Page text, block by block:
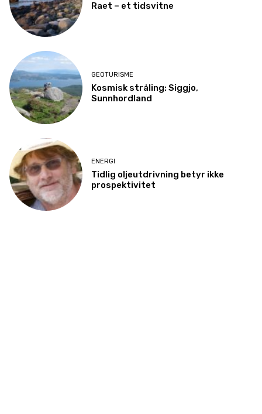
Raet – et tidsvitne
GEOTURISME
Kosmisk stråling: Siggjo,
Sunnhordland
ENERGI
Tidlig oljeutdrivning betyr ikke
prospektivitet